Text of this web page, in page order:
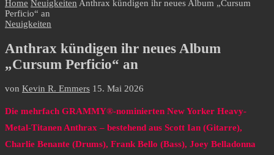
Home Neuigkeiten Anthrax kündigen ihr neues Album „Cursum
Perficio“ an
Neuigkeiten
Anthrax kündigen ihr neues Album
„Cursum Perficio“ an
von Kevin R. Emmers 15. Mai 2026
Die mehrfach GRAMMY®-nominierten New Yorker Heavy-
Metal-Titanen Anthrax – bestehend aus Scott Ian (Gitarre),
Charlie Benante (Drums), Frank Bello (Bass), Joey Belladonna